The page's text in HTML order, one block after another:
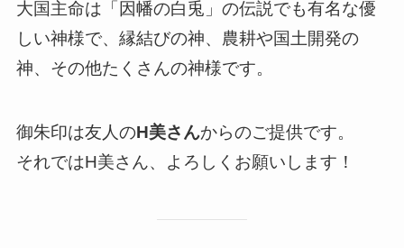
大国主命は「因幡の白兎」の伝説でも有名な優
しい神様で、縁結びの神、農耕や国土開発の
神、その他たくさんの神様です。
御朱印は友人のH美さんからのご提供です。
それではH美さん、よろしくお願いします！